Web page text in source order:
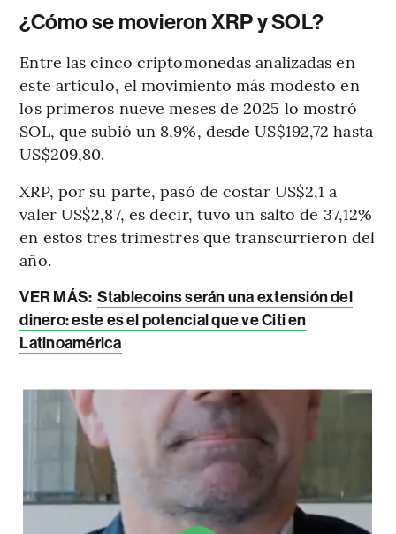
¿Cómo se movieron XRP y SOL?
Entre las cinco criptomonedas analizadas en
este artículo, el movimiento más modesto en
los primeros nueve meses de 2025 lo mostró
SOL, que subió un 8,9%, desde US$192,72 hasta
US$209,80.
XRP, por su parte, pasó de costar US$2,1 a
valer US$2,87, es decir, tuvo un salto de 37,12%
en estos tres trimestres que transcurrieron del
año.
VER MÁS: Stablecoins serán una extensión del
dinero: este es el potencial que ve Citi en
Latinoamérica